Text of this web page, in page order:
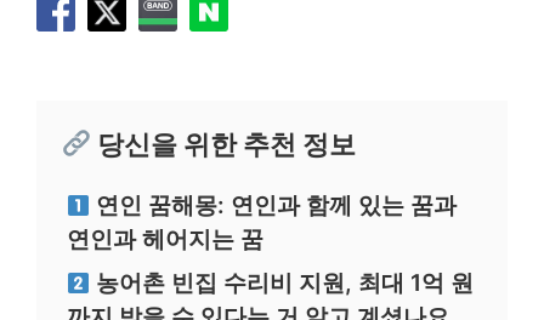
당신을 위한 추천 정보
연인 꿈해몽: 연인과 함께 있는 꿈과
연인과 헤어지는 꿈
농어촌 빈집 수리비 지원, 최대 1억 원